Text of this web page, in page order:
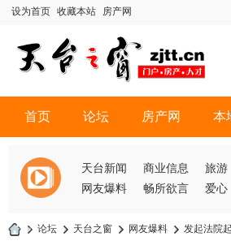
设为首页 收藏本站 房产网
首页 论坛 房产网 本
天台新闻 商业信息
旅游
网友爆料
畅所欲言 爱心
» 论坛 › 天台之窗 › 网友爆料 › 发起法院